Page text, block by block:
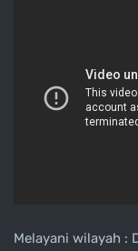
Melayani wilayah :